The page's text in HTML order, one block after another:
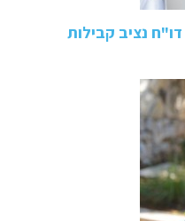
נציב קבילות